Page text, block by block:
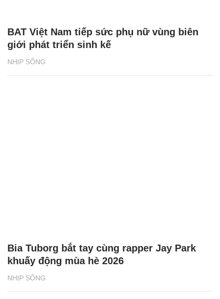
NHỊP SỐNG
BAT Việt Nam tiếp sức phụ nữ vùng biên
giới phát triển sinh kế
NHỊP SỐNG
Bia Tuborg bắt tay cùng rapper Jay Park
khuấy động mùa hè 2026